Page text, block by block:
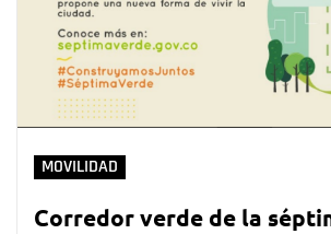
MOVILIDAD
Corredor verde de la